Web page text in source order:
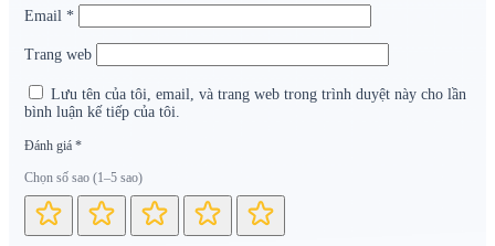
Email *
Trang web
Lưu tên của tôi, email, và trang web trong trình duyệt này cho lần
bình luận kế tiếp của tôi.
Đánh giá *
Chọn số sao (1–5 sao)